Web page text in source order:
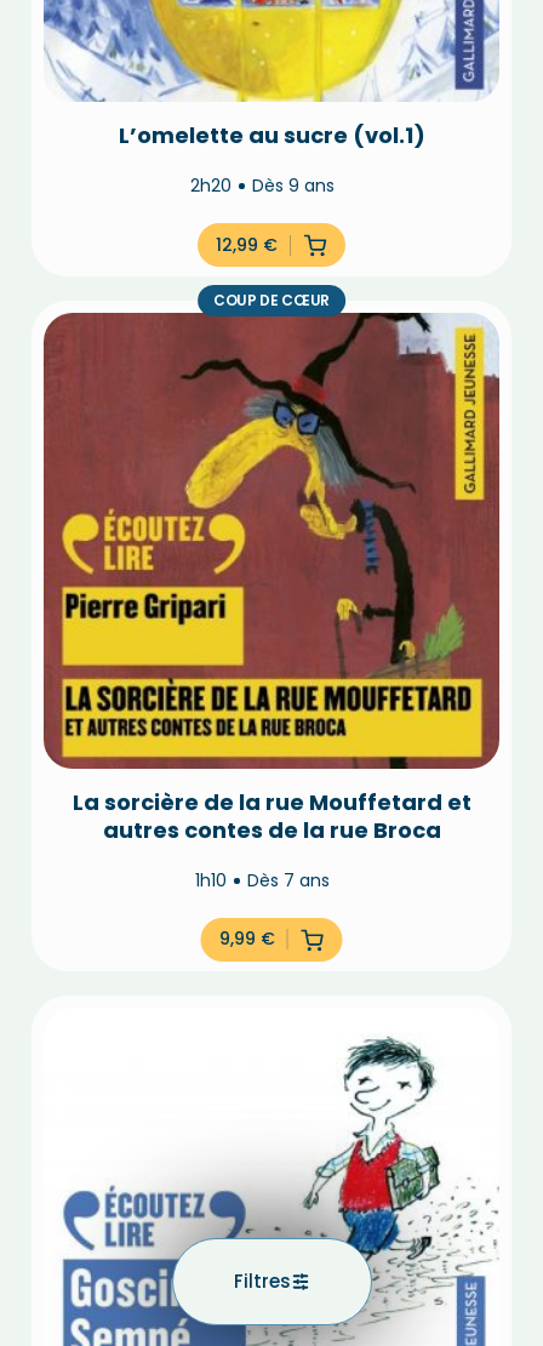
Filtres
L’omelette au sucre (vol.1)
2h20 Dès 9 ans
12,99 €
COUP DE CŒUR
La sorcière de la rue Mouffetard et
autres contes de la rue Broca
1h10 Dès 7 ans
9,99 €